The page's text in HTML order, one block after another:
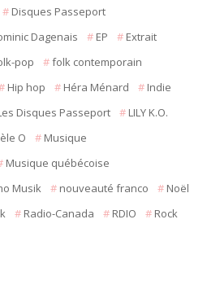
Disques Passeport
Dagenais EP
Extrait
pop
folk contemporain
Hip hop Héra Ménard
Indie
Disques Passeport
LILY K.O.
O
Musique
Musique québécoise
Musik nouveauté franco
Noël
Radio-Canada RDIO
Rock